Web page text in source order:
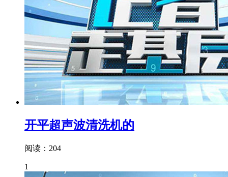
开平超声波清洗机的
阅读：204
1